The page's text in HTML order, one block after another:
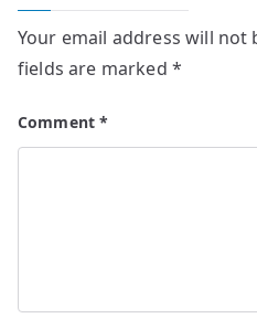
Your email address will not
fields are marked *
Comment*